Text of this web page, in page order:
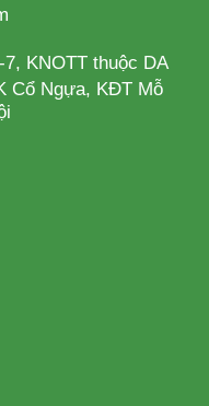
KNOTT thuộc DA
Cổ Ngựa, KĐT Mỗ